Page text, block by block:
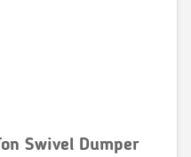
Swivel Dumper